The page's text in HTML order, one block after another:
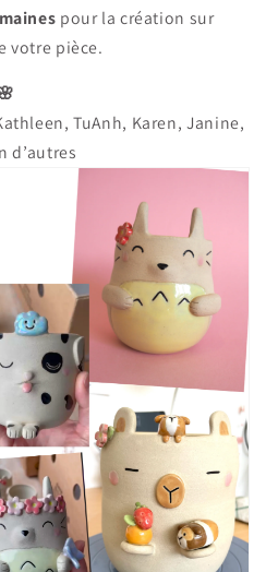
pour la création sur
votre pièce.
TuAnh, Karen, Janine,
d’autres